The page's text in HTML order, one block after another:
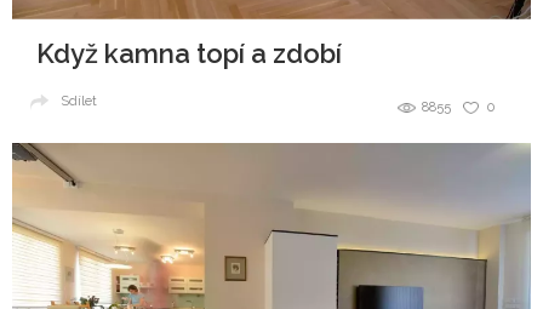
Když kamna topí a zdobí
0
8855
Sdílet